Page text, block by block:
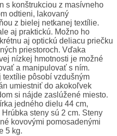
s konštrukciou z masívneho
odtieni, lakovaný
z bielej netkanej textílie.
aj praktickú. Možno ho
aj optickú deliacu priečku
priestoroch. Vďaka
nízkej hmotnosti je možné
a manipulovať s ním.
textílie pôsobí vzdušným
umiestniť do akokoľvek
si nájde zaslúžené miesto.
jedného dielu 44 cm,
steny sú 2 cm. Steny
kovovými pomosadenými
5 kg.